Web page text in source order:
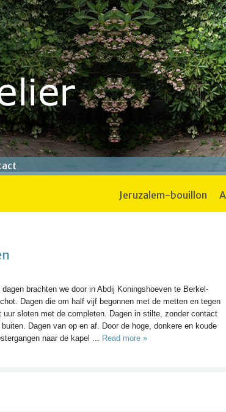
jeruzalem-bouillon
dagen brachten we door in Abdij Koningshoeven te Berkel-
Dagen die om half vijf begonnen met de metten en tegen
uur sloten met de completen. Dagen in stilte, zonder contact
Dagen van op en af. Door de hoge, donkere en koude
naar de kapel ... Read more »